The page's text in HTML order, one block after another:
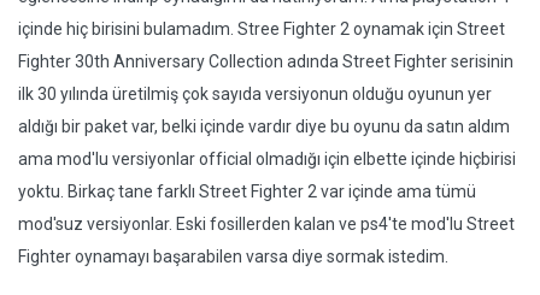
içinde hiç birisini bulamadım. Stree Fighter 2 oynamak için Street
Fighter 30th Anniversary Collection adında Street Fighter serisinin
ilk 30 yılında üretilmiş çok sayıda versiyonun olduğu oyunun yer
aldığı bir paket var, belki içinde vardır diye bu oyunu da satın aldım
ama mod'lu versiyonlar official olmadığı için elbette içinde hiçbirisi
yoktu. Birkaç tane farklı Street Fighter 2 var içinde ama tümü
mod'suz versiyonlar. Eski fosillerden kalan ve ps4'te mod'lu Street
Fighter oynamayı başarabilen varsa diye sormak istedim.